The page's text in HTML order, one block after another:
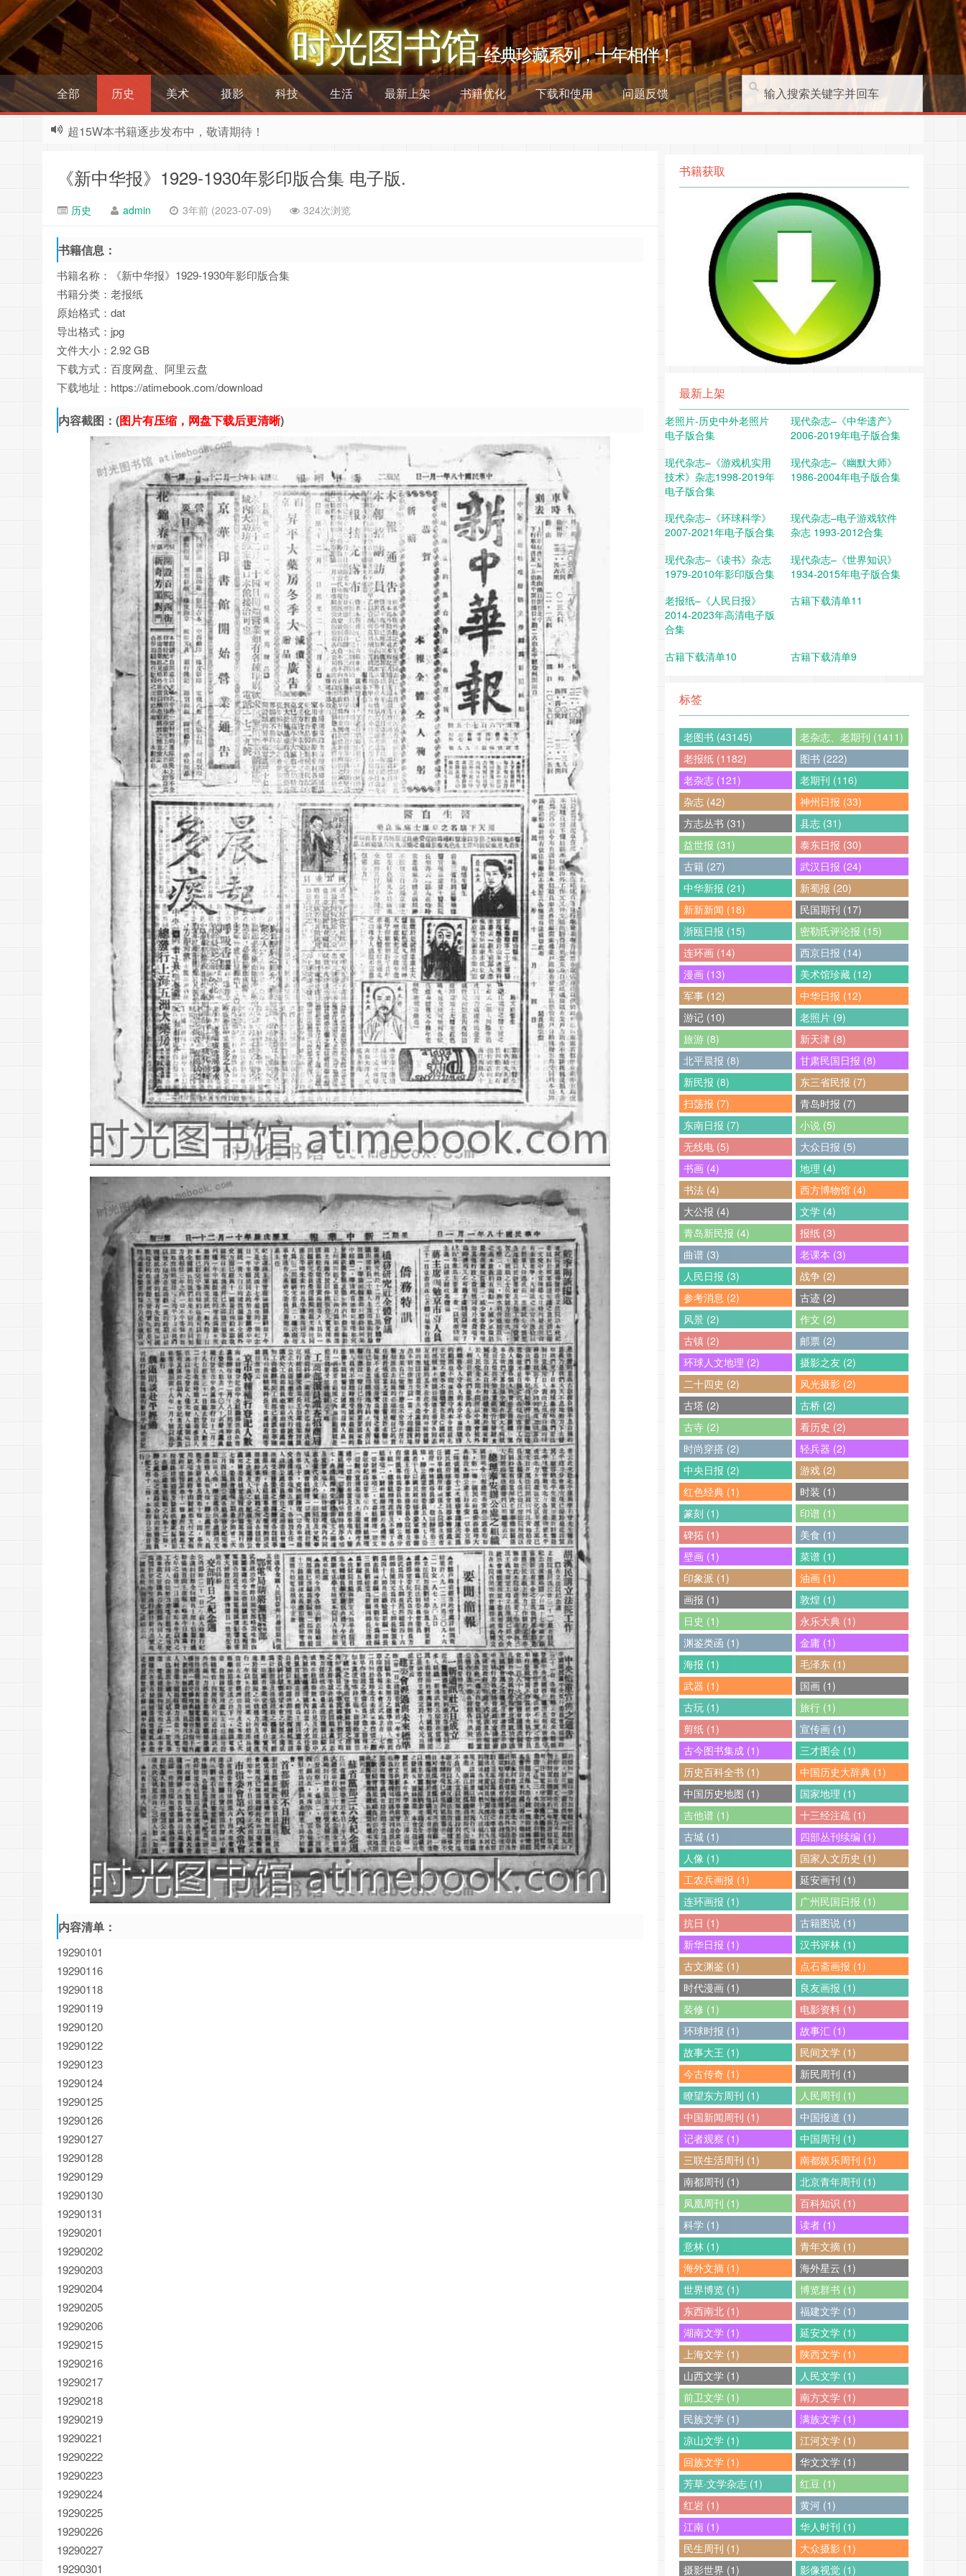
时光图书馆–经典珍藏系列，十年相伴！
全部 历史 美术 摄影 科技 生活 最新上架 书籍优化 下载和使用 问题反馈
超15W本书籍逐步发布中，敬请期待！
《新中华报》1929-1930年影印版合集 电子版.
历史 admin 3年前 (2023-07-09) 324次浏览
书籍信息：
书籍名称：《新中华报》1929-1930年影印版合集
书籍分类：老报纸
原始格式：dat
导出格式：jpg
文件大小：2.92 GB
下载方式：百度网盘、阿里云盘
下载地址：https://atimebook.com/download
内容截图：(图片有压缩，网盘下载后更清晰)
内容清单：
19290101
19290116
19290118
19290119
19290120
19290122
19290123
19290124
19290125
19290126
19290127
19290128
19290129
19290130
19290131
19290201
19290202
19290203
19290204
19290205
19290206
19290215
19290216
19290217
19290218
19290219
19290221
19290222
19290223
19290224
19290225
19290226
19290227
19290301
书籍获取
最新上架
老照片-历史中外老照片
电子版合集
现代杂志–《中华遗产》
2006-2019年电子版合集
现代杂志–《游戏机实用
技术》杂志1998-2019年
电子版合集
现代杂志–《幽默大师》
1986-2004年电子版合集
现代杂志–《环球科学》
2007-2021年电子版合集
现代杂志–电子游戏软件
杂志 1993-2012合集
现代杂志–《读书》杂志
1979-2010年影印版合集
现代杂志–《世界知识》
1934-2015年电子版合集
老报纸–《人民日报》
2014-2023年高清电子版
合集
古籍下载清单11
古籍下载清单10 古籍下载清单9
标签
老图书 (43145)
老杂志、老期刊 (1411)
老报纸 (1182)
图书 (222)
老杂志 (121)
老期刊 (116)
杂志 (42)
神州日报 (33)
方志丛书 (31)
县志 (31)
益世报 (31)
泰东日报 (30)
古籍 (27)
武汉日报 (24)
中华新报 (21)
新蜀报 (20)
新新新闻 (18)
民国期刊 (17)
浙瓯日报 (15)
密勒氏评论报 (15)
连环画 (14)
西京日报 (14)
漫画 (13)
美术馆珍藏 (12)
军事 (12)
中华日报 (12)
游记 (10)
老照片 (9)
旅游 (8)
新天津 (8)
北平晨报 (8)
甘肃民国日报 (8)
新民报 (8)
东三省民报 (7)
扫荡报 (7)
青岛时报 (7)
东南日报 (7)
小说 (5)
无线电 (5)
大众日报 (5)
书画 (4)
地理 (4)
书法 (4)
西方博物馆 (4)
大公报 (4)
文学 (4)
青岛新民报 (4)
报纸 (3)
曲谱 (3)
老课本 (3)
人民日报 (3)
战争 (2)
参考消息 (2)
古迹 (2)
风景 (2)
作文 (2)
古镇 (2)
邮票 (2)
环球人文地理 (2)
摄影之友 (2)
二十四史 (2)
风光摄影 (2)
古塔 (2)
古桥 (2)
古寺 (2)
看历史 (2)
时尚穿搭 (2)
轻兵器 (2)
中央日报 (2)
游戏 (2)
红色经典 (1)
时装 (1)
篆刻 (1)
印谱 (1)
碑拓 (1)
美食 (1)
壁画 (1)
菜谱 (1)
印象派 (1)
油画 (1)
画报 (1)
敦煌 (1)
日史 (1)
永乐大典 (1)
渊鉴类函 (1)
金庸 (1)
海报 (1)
毛泽东 (1)
武器 (1)
国画 (1)
古玩 (1)
旅行 (1)
剪纸 (1)
宣传画 (1)
古今图书集成 (1)
三才图会 (1)
历史百科全书 (1)
中国历史大辞典 (1)
中国历史地图 (1)
国家地理 (1)
吉他谱 (1)
十三经注疏 (1)
古城 (1)
四部丛刊续编 (1)
人像 (1)
国家人文历史 (1)
工农兵画报 (1)
延安画刊 (1)
连环画报 (1)
广州民国日报 (1)
抗日 (1)
古籍图说 (1)
新华日报 (1)
汉书评林 (1)
古文渊鉴 (1)
点石斋画报 (1)
时代漫画 (1)
良友画报 (1)
装修 (1)
电影资料 (1)
环球时报 (1)
故事汇 (1)
故事大王 (1)
民间文学 (1)
今古传奇 (1)
新民周刊 (1)
瞭望东方周刊 (1)
人民周刊 (1)
中国新闻周刊 (1)
中国报道 (1)
记者观察 (1)
中国周刊 (1)
三联生活周刊 (1)
南都娱乐周刊 (1)
南都周刊 (1)
北京青年周刊 (1)
凤凰周刊 (1)
百科知识 (1)
科学 (1)
读者 (1)
意林 (1)
青年文摘 (1)
海外文摘 (1)
海外星云 (1)
世界博览 (1)
博览群书 (1)
东西南北 (1)
福建文学 (1)
湖南文学 (1)
延安文学 (1)
上海文学 (1)
陕西文学 (1)
山西文学 (1)
人民文学 (1)
前卫文学 (1)
南方文学 (1)
民族文学 (1)
满族文学 (1)
凉山文学 (1)
江河文学 (1)
回族文学 (1)
华文文学 (1)
芳草·文学杂志 (1)
红豆 (1)
红岩 (1)
黄河 (1)
江南 (1)
华人时刊 (1)
民生周刊 (1)
大众摄影 (1)
摄影世界 (1)
影像视觉 (1)